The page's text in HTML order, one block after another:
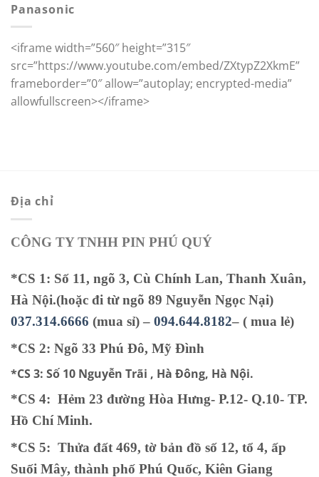
Panasonic
<iframe width=”560″ height=”315″
src=”https://www.youtube.com/embed/ZXtypZ2XkmE”
frameborder=”0″ allow=”autoplay; encrypted-media”
allowfullscreen></iframe>
Địa chỉ
CÔNG TY TNHH PIN PHÚ QUÝ
*CS 1: Số 11, ngõ 3, Cù Chính Lan, Thanh Xuân,
Hà Nội.(hoặc đi từ ngõ 89 Nguyễn Ngọc Nại)
037.314.6666 (mua sỉ) – 094.644.8182– ( mua lẻ)
*CS 2: Ngõ 33 Phú Đô, Mỹ Đình
*CS 3: Số 10 Nguyễn Trãi , Hà Đông, Hà Nội.
*CS 4: Hẻm 23 đường Hòa Hưng- P.12- Q.10- TP.
Hồ Chí Minh.
*CS 5: Thửa đất 469, tờ bản đồ số 12, tổ 4, ấp
Suối Mây, thành phố Phú Quốc, Kiên Giang